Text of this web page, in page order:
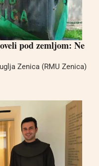
pod zemljom: Ne
Zenica (RMU Zenica)